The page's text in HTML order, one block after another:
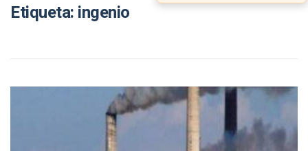
Etiqueta: ingenio